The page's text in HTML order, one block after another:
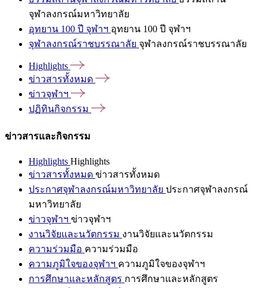
จุฬาลงกรณ์มหาวิทยาลัย
อุทยาน 100 ปี จุฬาฯ อุทยาน 100 ปี จุฬาฯ
จุฬาลงกรณ์ราชบรรณาลัย จุฬาลงกรณ์ราชบรรณาลัย
Highlights
ข่าวสารทั้งหมด
ข่าวจุฬาฯ
ปฏิทินกิจกรรม
ข่าวสารและกิจกรรม
Highlights Highlights
ข่าวสารทั้งหมด ข่าวสารทั้งหมด
ประกาศจุฬาลงกรณ์มหาวิทยาลัย ประกาศจุฬาลงกรณ์
มหาวิทยาลัย
ข่าวจุฬาฯ ข่าวจุฬาฯ
งานวิจัยและนวัตกรรม งานวิจัยและนวัตกรรม
ความร่วมมือ ความร่วมมือ
ความภูมิใจของจุฬาฯ ความภูมิใจของจุฬาฯ
การศึกษาและหลักสูตร การศึกษาและหลักสูตร